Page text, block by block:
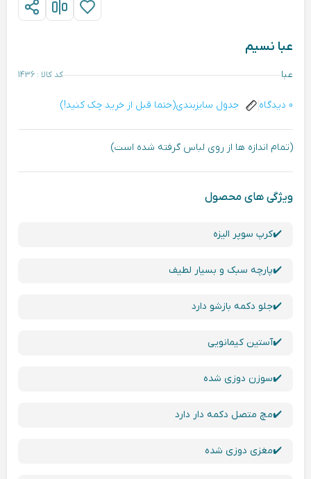
عبا نسیم
عبا کد کالا : 1436
0 دیدگاه جدول سایزبندی(حتما قبل از خرید چک کنید!)
(تمام اندازه ها از روی لباس گرفته شده است)
ویژگی های محصول
✔️کرپ سوپر الیزه
✔️پارچه سبک و بسیار لطیف
✔️جلو دکمه بازشو دارد
✔️آستین کیمانویی
✔️سوزن دوزی شده
✔️مچ متصل دکمه دار دارد
✔️مغزی دوزی شده